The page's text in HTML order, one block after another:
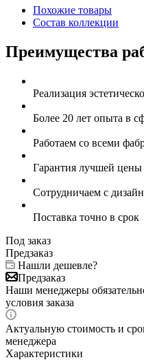
Похожие товары
Состав коллекции
Преимущества
Реализация
Более 20 лет опыта в
Работаем со всеми
Гарантия лучшей цены
Сотрудничаем с
Поставка точно в срок
Под заказ
Предзаказ
Нашли дешевле?
Предзаказ
Наши менеджеры
условия заказа
Актуальную стоимость и
менеджера
Характеристики